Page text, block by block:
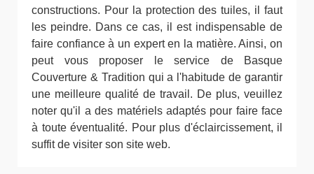
constructions. Pour la protection des tuiles, il faut
les peindre. Dans ce cas, il est indispensable de
faire confiance à un expert en la matière. Ainsi, on
peut vous proposer le service de Basque
Couverture & Tradition qui a l'habitude de garantir
une meilleure qualité de travail. De plus, veuillez
noter qu'il a des matériels adaptés pour faire face
à toute éventualité. Pour plus d'éclaircissement, il
suffit de visiter son site web.